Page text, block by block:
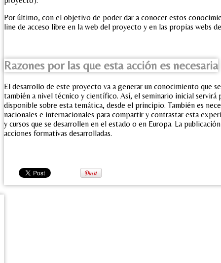
Por último, con el objetivo de poder dar a conocer estos
line de acceso libre en la web del proyecto y en las propias webs
Razones por las que esta acción es necesaria
El desarrollo de este proyecto va a generar un conocimiento que
también a nivel técnico y científico. Así, el seminario inicial servirá
disponible sobre esta temática, desde el principio. También es
nacionales e internacionales para compartir y contrastar esta
y cursos que se desarrollen en el estado o en Europa. La
acciones formativas desarrolladas.